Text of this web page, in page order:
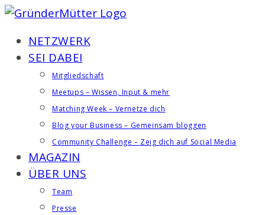
Zum
springen
NETZWERK
SEI DABEI
Mitgliedschaft
Meetups – Wissen, Input & mehr
Matching Week – Vernetze dich
Blog your Business – Gemeinsam bloggen
Community Challenge – Zeig dich auf Social Media
MAGAZIN
ÜBER UNS
Team
Presse